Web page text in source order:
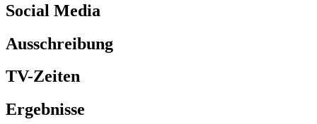
Social Media
Ausschreibung
TV-Zeiten
Ergebnisse